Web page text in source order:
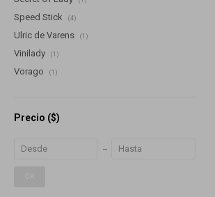
Speed Stick (4)
Ulric de Varens (1)
Vinilady (1)
Vorago (1)
Precio ($)